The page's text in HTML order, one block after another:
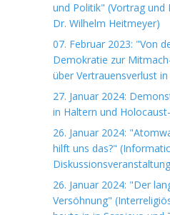
und Politik" (Vortrag und
Dr. Wilhelm Heitmeyer)
07. Februar 2023: "Von
Demokratie zur
über Vertrauensverlust
27. Januar 2024:
in Haltern und
26. Januar 2024:
hilft uns das?"
26. Januar 2024: "Der
Versöhnung"